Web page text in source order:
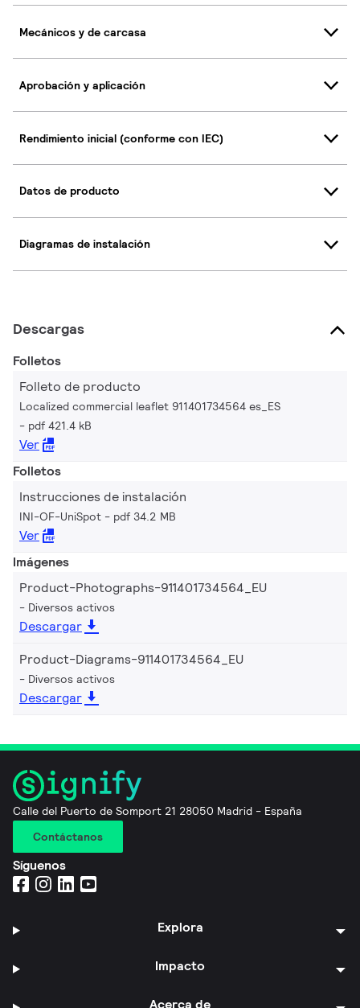
Mecánicos y de carcasa
Aprobación y aplicación
Rendimiento inicial (conforme con IEC)
Datos de producto
Diagramas de instalación
Descargas
Folletos
Folleto de producto
Localized commercial leaflet 911401734564 es_ES
pdf 421.4 kB
Ver
Folletos
Instrucciones de instalación
INI-OF-UniSpot pdf 34.2 MB
Ver
Imágenes
Product-Photographs-911401734564_EU
Diversos activos
Descargar
Product-Diagrams-911401734564_EU
Diversos activos
Descargar
Calle del Puerto de Somport 21 28050 Madrid - España
Contáctanos
Síguenos
Explora
Impacto
Acerca de